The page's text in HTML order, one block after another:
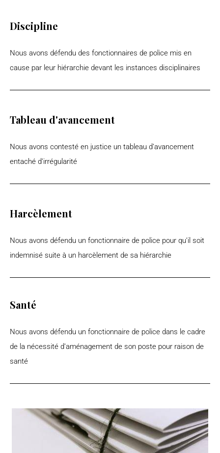
Discipline
Nous avons défendu des fonctionnaires de police mis en
cause par leur hiérarchie devant les instances disciplinaires
Tableau d'avancement
Nous avons contesté en justice un tableau d’avancement
entaché d’irrégularité
Harcèlement
Nous avons défendu un fonctionnaire de police pour qu’il soit
indemnisé suite à un harcèlement de sa hiérarchie
Santé
Nous avons défendu un fonctionnaire de police dans le cadre
de la nécessité d’aménagement de son poste pour raison de
santé